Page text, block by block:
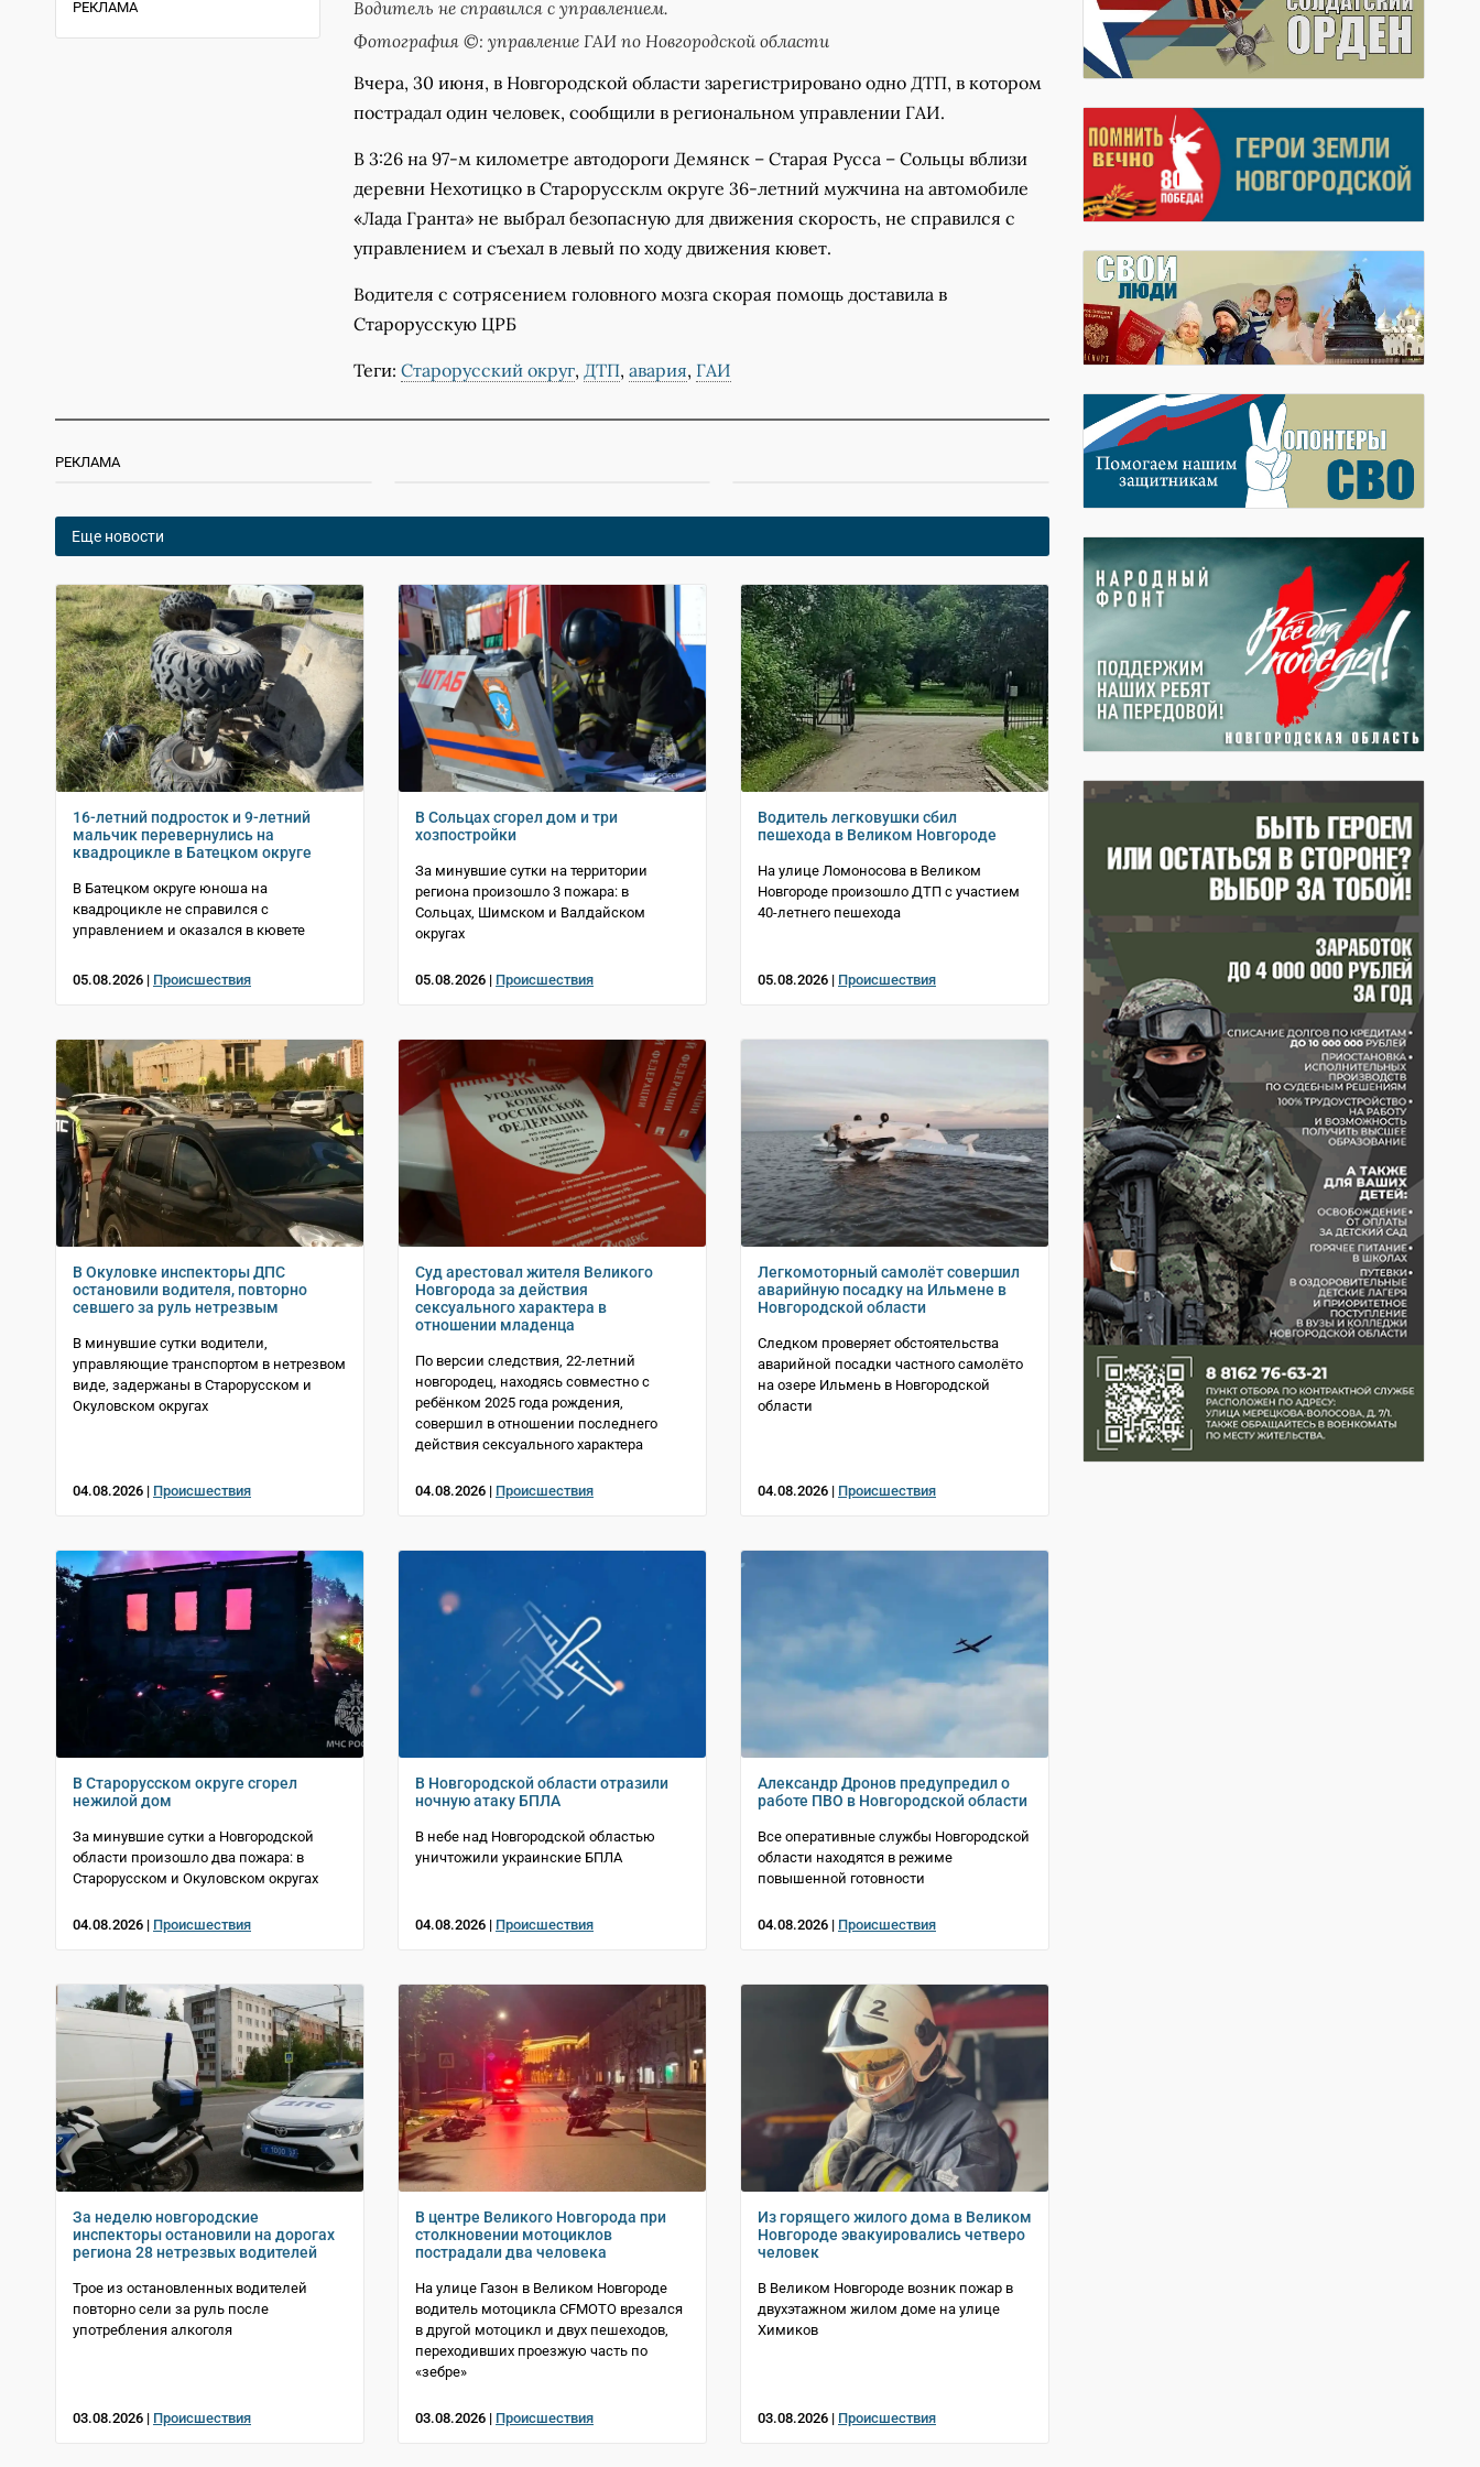
РЕКЛАМА
Водитель не справился с управлением.
Фотография ©: управление ГАИ по Новгородской области
Вчера, 30 июня, в Новгородской области зарегистрировано одно ДТП, в котором
пострадал один человек, сообщили в региональном управлении ГАИ.
В 3:26 на 97-м километре автодороги Демянск – Старая Русса – Сольцы вблизи
деревни Нехотицко в Староруссклм округе 36-летний мужчина на автомобиле
«Лада Гранта» не выбрал безопасную для движения скорость, не справился с
управлением и съехал в левый по ходу движения кювет.
Водителя с сотрясением головного мозга скорая помощь доставила в
Старорусскую ЦРБ
Теги: Старорусский округ, ДТП, авария, ГАИ
РЕКЛАМА
Еще новости
16-летний подросток и 9-летний
мальчик перевернулись на
квадроцикле в Батецком округе
В Батецком округе юноша на
квадроцикле не справился с
управлением и оказался в кювете
05.08.2026 | Происшествия
В Сольцах сгорел дом и три
хозпостройки
За минувшие сутки на территории
региона произошло 3 пожара: в
Сольцах, Шимском и Валдайском
округах
05.08.2026 | Происшествия
Водитель легковушки сбил
пешехода в Великом Новгороде
На улице Ломоносова в Великом
Новгороде произошло ДТП с участием
40-летнего пешехода
05.08.2026 | Происшествия
В Окуловке инспекторы ДПС
остановили водителя, повторно
севшего за руль нетрезвым
В минувшие сутки водители,
управляющие транспортом в нетрезвом
виде, задержаны в Старорусском и
Окуловском округах
04.08.2026 | Происшествия
Суд арестовал жителя Великого
Новгорода за действия
сексуального характера в
отношении младенца
По версии следствия, 22-летний
новгородец, находясь совместно с
ребёнком 2025 года рождения,
совершил в отношении последнего
действия сексуального характера
04.08.2026 | Происшествия
Легкомоторный самолёт совершил
аварийную посадку на Ильмене в
Новгородской области
Следком проверяет обстоятельства
аварийной посадки частного самолёто
на озере Ильмень в Новгородской
области
04.08.2026 | Происшествия
В Старорусском округе сгорел
нежилой дом
За минувшие сутки а Новгородской
области произошло два пожара: в
Старорусском и Окуловском округах
04.08.2026 | Происшествия
В Новгородской области отразили
ночную атаку БПЛА
В небе над Новгородской областью
уничтожили украинские БПЛА
04.08.2026 | Происшествия
Александр Дронов предупредил о
работе ПВО в Новгородской области
Все оперативные службы Новгородской
области находятся в режиме
повышенной готовности
04.08.2026 | Происшествия
За неделю новгородские
инспекторы остановили на дорогах
региона 28 нетрезвых водителей
Трое из остановленных водителей
повторно сели за руль после
употребления алкоголя
03.08.2026 | Происшествия
В центре Великого Новгорода при
столкновении мотоциклов
пострадали два человека
На улице Газон в Великом Новгороде
водитель мотоцикла CFMOTO врезался
в другой мотоцикл и двух пешеходов,
переходивших проезжую часть по
«зебре»
03.08.2026 | Происшествия
Из горящего жилого дома в Великом
Новгороде эвакуировались четверо
человек
В Великом Новгороде возник пожар в
двухэтажном жилом доме на улице
Химиков
03.08.2026 | Происшествия